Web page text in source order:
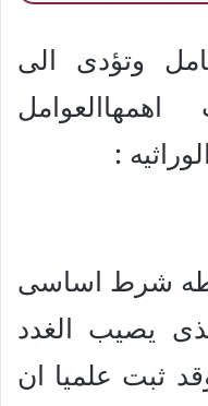
وتؤدى الى
:
شرط اساسى
يصيب الغدد
ثبت علميا ان